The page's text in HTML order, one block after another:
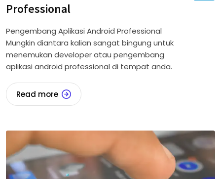
Professional
Pengembang Aplikasi Android Professional
Mungkin diantara kalian sangat bingung untuk
menemukan developer atau pengembang
aplikasi android professional di tempat anda.
Read more